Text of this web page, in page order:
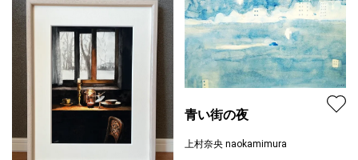
青い街の夜
上村奈央 naokamimura